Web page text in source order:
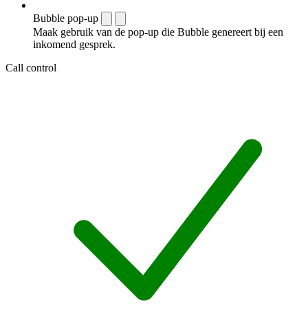
Bubble pop-up
Maak gebruik van de pop-up die Bubble genereert bij een
inkomend gesprek.
Call control